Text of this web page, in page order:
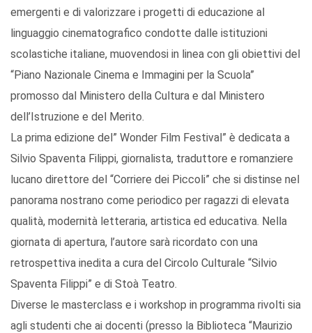
emergenti e di valorizzare i progetti di educazione al
linguaggio cinematografico condotte dalle istituzioni
scolastiche italiane, muovendosi in linea con gli obiettivi del
“Piano Nazionale Cinema e Immagini per la Scuola”
promosso dal Ministero della Cultura e dal Ministero
dell’Istruzione e del Merito.
La prima edizione del” Wonder Film Festival” è dedicata a
Silvio Spaventa Filippi, giornalista, traduttore e romanziere
lucano direttore del “Corriere dei Piccoli” che si distinse nel
panorama nostrano come periodico per ragazzi di elevata
qualità, modernità letteraria, artistica ed educativa. Nella
giornata di apertura, l’autore sarà ricordato con una
retrospettiva inedita a cura del Circolo Culturale “Silvio
Spaventa Filippi” e di Stoà Teatro.
Diverse le masterclass e i workshop in programma rivolti sia
agli studenti che ai docenti (presso la Biblioteca “Maurizio